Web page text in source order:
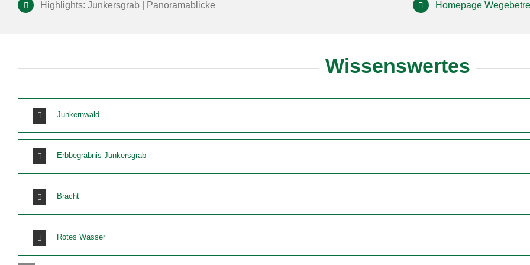
Highlights: Junkersgrab | Panoramablicke Homepage
Wissenswertes
Junkernwald
Erbbegräbnis Junkersgrab
Bracht
Rotes Wasser